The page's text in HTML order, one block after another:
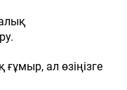
ғұмыр, ал өзіңізге